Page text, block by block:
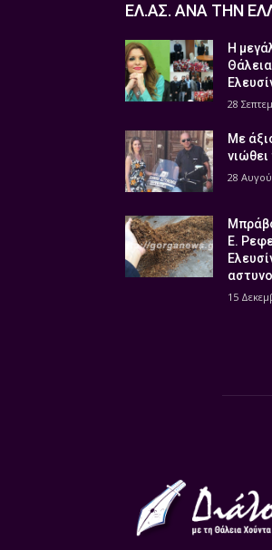
ΕΛ.ΑΣ. ΑΝΑ ΤΗΝ
Η
28
Με
28
Ε.
15